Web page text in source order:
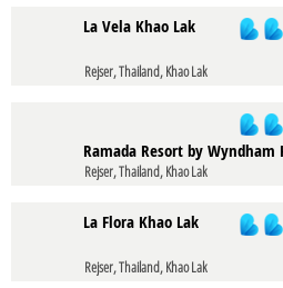
La Vela Khao Lak
Rejser, Thailand, Khao Lak
Ramada Resort by Wyndham
Rejser, Thailand, Khao Lak
La Flora Khao Lak
Rejser, Thailand, Khao Lak